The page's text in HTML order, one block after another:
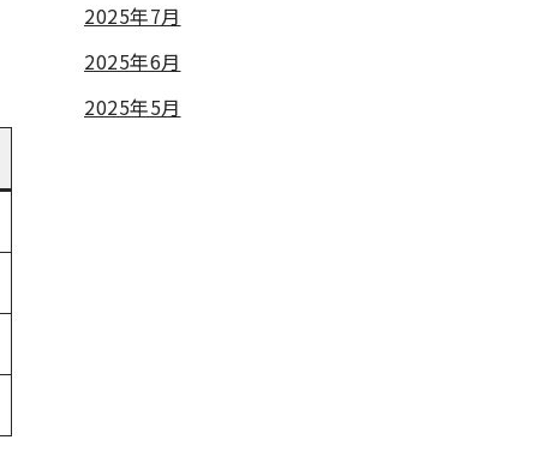
2025年7月
2025年6月
2025年5月